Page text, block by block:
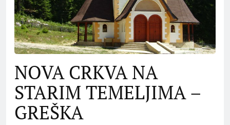
NOVA CRKVA NA
STARIM TEMELJIMA –
GREŠKA